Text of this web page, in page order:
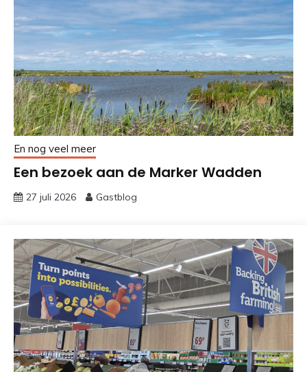
En nog veel meer
Een bezoek aan de Marker Wadden
27 juli 2026 Gastblog